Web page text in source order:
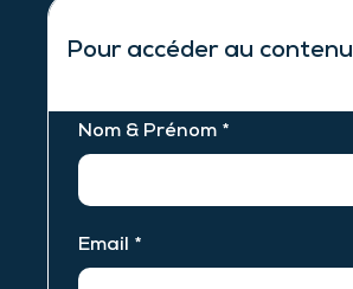
Pour accéder au contenu
Nom & Prénom *
Email *